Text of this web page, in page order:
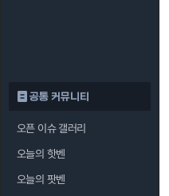
공통 커뮤니티
오픈 이슈 갤러리
오늘의 핫벤
오늘의 팟벤